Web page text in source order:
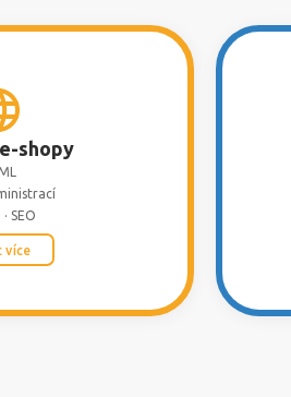
shopy
SEO
více